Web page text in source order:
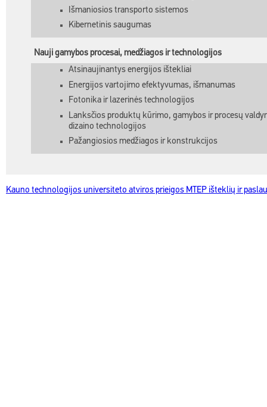
Išmaniosios transporto sistemos
Kibernetinis saugumas
Nauji gamybos procesai, medžiagos ir technologijos
Atsinaujinantys energijos ištekliai
Energijos vartojimo efektyvumas, išmanumas
Fotonika ir lazerinės technologijos
Lanksčios produktų kūrimo, gamybos ir procesų
dizaino technologijos
Pažangiosios medžiagos ir konstrukcijos
Kauno technologijos universiteto atviros prieigos MTEP išteklių ir